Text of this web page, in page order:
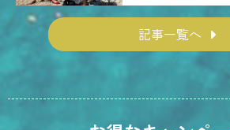
記事一覧へ